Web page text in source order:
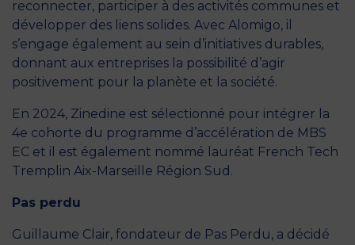
reconnecter, participer à des activités communes et
développer des liens solides. Avec Alomigo, il
s’engage également au sein d’initiatives durables,
donnant aux entreprises la possibilité d’agir
positivement pour la planète et la société.
En 2024, Zinedine est sélectionné pour intégrer la
4e cohorte du programme d’accélération de MBS
EC et il est également nommé lauréat French Tech
Tremplin Aix-Marseille Région Sud.
Pas perdu
Guillaume Clair, fondateur de Pas Perdu, a décidé